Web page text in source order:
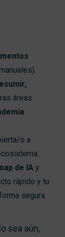
áreas.
o a
de IA y
rápido y tu
segura.
sea aún,